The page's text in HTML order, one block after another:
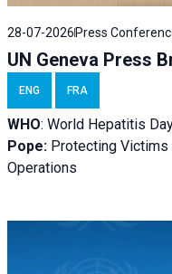
28-07-2026 Press
UN Geneva Press
ENG FRA
WHO: World Hepatitis
Pope: Protecting Victims
Operations